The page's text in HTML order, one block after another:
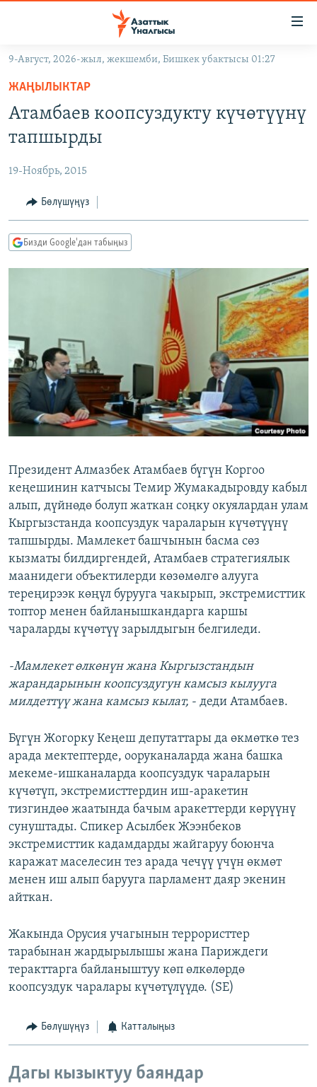
Навигацияга
өтүңүз
Издөөгө
салыңыз
КЫРГЫЗСТАН
ЭКОНОМИКА
МАДАНИЯТ
БОРБОР АЗИЯ
АТАЙЫН ИЛИКТӨӨ
ТВ ПРОГРАММАЛАР
ЭКСПЕРТТЕР ТАЛДАЙТ
АЗАТТЫК+
ЫҢГАЙСЫЗ СУРООЛОР
ӨЗГӨЧӨ ПИКИР
ЭЕ/АРнун бардык сайттары
9-Август, 2026-жыл, жекшемби, Бишкек убактысы 01:27
ЖАҢЫЛЫКТАР
Атамбаев коопсуздукту күчөтүүнү
тапшырды
19-Ноябрь, 2015
Бөлүшүңүз
Бизди Google'дан табыңыз
Президент Алмазбек Атамбаев бүгүн Коргоо
кеңешинин катчысы Темир Жумакадыровду кабыл
алып, дүйнөдө болуп жаткан соңку окуялардан улам
Кыргызстанда коопсуздук чараларын күчөтүүнү
тапшырды. Мамлекет башчынын басма сөз
кызматы билдиргендей, Атамбаев стратегиялык
маанидеги объектилерди көзөмөлгө алууга
тереңирээк көңүл бурууга чакырып, экстремисттик
топтор менен байланышкандарга каршы
чараларды күчөтүү зарылдыгын белгиледи.
-Мамлекет өлкөнүн жана Кыргызстандын
жарандарынын коопсуздугун камсыз кылууга
милдеттүү жана камсыз кылат, - деди Атамбаев.
Бүгүн Жогорку Кеңеш депутаттары да өкмөткө тез
арада мектептерде, ооруканаларда жана башка
мекеме-ишканаларда коопсуздук чараларын
күчөтүп, экстремисттердин иш-аракетин
тизгиндөө жаатында бачым аракеттерди көрүүнү
сунуштады. Спикер Асылбек Жээнбеков
экстремисттик кадамдарды жайгаруу боюнча
каражат маселесин тез арада чечүү үчүн өкмөт
менен иш алып барууга парламент даяр экенин
айткан.
Жакында Орусия учагынын террористтер
тарабынан жардырылышы жана Париждеги
теракттарга байланыштуу көп өлкөлөрдө
коопсуздук чаралары күчөтүлүүдө. (SE)
Бөлүшүңүз Катталыңыз
Дагы кызыктуу баяндар